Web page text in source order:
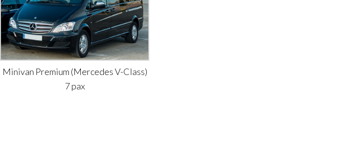
Minivan Premium (Mercedes V-Class)
7 pax